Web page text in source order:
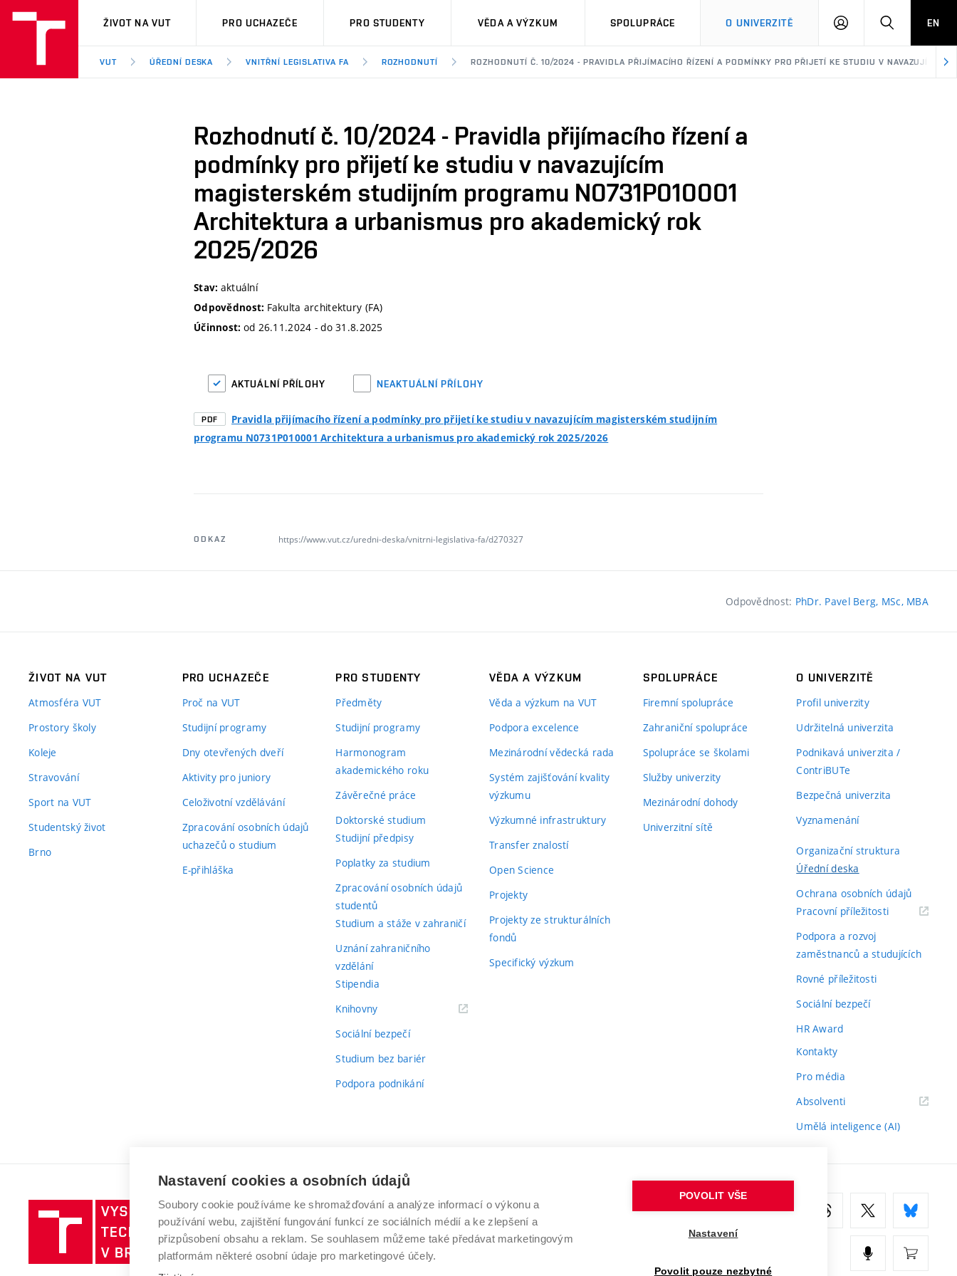
VUT
ŽIVOT NA VUT PRO UCHAZEČE PRO STUDENTY VĚDA A VÝZKUM SPOLUPRÁCE O UNIVERZITĚ
PŘIHLÁSIT HLEDATEN
VUT ÚŘEDNÍ DESKA VNITŘNÍ LEGISLATIVA FA ROZHODNUTÍ ROZHODNUTÍ Č. 10/2024 - PRAVIDLA PŘIJÍMACÍHO ŘÍZENÍ A PODMÍNKY PRO PŘIJETÍ KE STUDIU V NAVAZUJÍCÍM
Rozhodnutí č. 10/2024 - Pravidla přijímacího řízení a
podmínky pro přijetí ke studiu v navazujícím
magisterském studijním programu N0731P010001
Architektura a urbanismus pro akademický rok
2025/2026
Stav: aktuální
Odpovědnost: Fakulta architektury (FA)
Účinnost: od 26.11.2024 - do 31.8.2025
AKTUÁLNÍ PŘÍLOHY NEAKTUÁLNÍ PŘÍLOHY
PDF
Pravidla přijímacího řízení a podmínky pro přijetí ke studiu v navazujícím magisterském studijním
programu N0731P010001 Architektura a urbanismus pro akademický rok 2025/2026
ODKAZ https://www.vut.cz/uredni-deska/vnitrni-legislativa-fa/d270327
Odpovědnost: PhDr. Pavel Berg, MSc, MBA
ŽIVOT NA VUT
Atmosféra VUT
Prostory školy
Koleje
Stravování
Sport na VUT
Studentský život
Brno
PRO UCHAZEČE
Proč na VUT
Studijní programy
Dny otevřených dveří
Aktivity pro juniory
Celoživotní vzdělávání
Zpracování osobních údajů
uchazečů o studium
E-přihláška
PRO STUDENTY
Předměty
Studijní programy
Harmonogram
akademického roku
Závěrečné práce
Doktorské studium
Studijní předpisy
Poplatky za studium
Zpracování osobních údajů
studentů
Studium a stáže v zahraničí
Uznání zahraničního
vzdělání
Stipendia
Knihovny(externí
Sociální bezpečí
Studium bez bariér
Podpora podnikání
VĚDA A VÝZKUM
Věda a výzkum na VUT
Podpora excelence
Mezinárodní vědecká rada
Systém zajišťování kvality
výzkumu
Výzkumné infrastruktury
Transfer znalostí
Open Science
Projekty
Projekty ze strukturálních
fondů
Specifický výzkum
SPOLUPRÁCE
Firemní spolupráce
Zahraniční spolupráce
Spolupráce se školami
Služby univerzity
Mezinárodní dohody
Univerzitní sítě
O UNIVERZITĚ
Profil univerzity
Udržitelná univerzita
Podnikavá univerzita /
ContriBUTe
Bezpečná univerzita
Vyznamenání
Organizační struktura
Úřední deska
Ochrana osobních údajů
Pracovní příležitosti(externí
Podpora a rozvoj
zaměstnanců a studujících
Rovné příležitosti
Sociální bezpečí
HR Award
Kontakty
Pro média
Absolventi(externí
Umělá inteligence (AI)
Vysoké
učení
technické
v
VYSOKÉ UČENÍ TECHNICKÉ V BRNĚ
Antonínská 548/1
602 00 Brno
www.vut.cz
Nastavení cookies a osobních údajů
Soubory cookie používáme ke shromažďování a analýze informací o výkonu a
používání webu, zajištění fungování funkcí ze sociálních médií a ke zlepšení a
přizpůsobení obsahu a reklam. Se souhlasem můžeme také předávat marketingovým
platformám některé osobní údaje pro marketingové účely.
POVOLIT VŠE
Nastavení
Povolit pouze nezbytné